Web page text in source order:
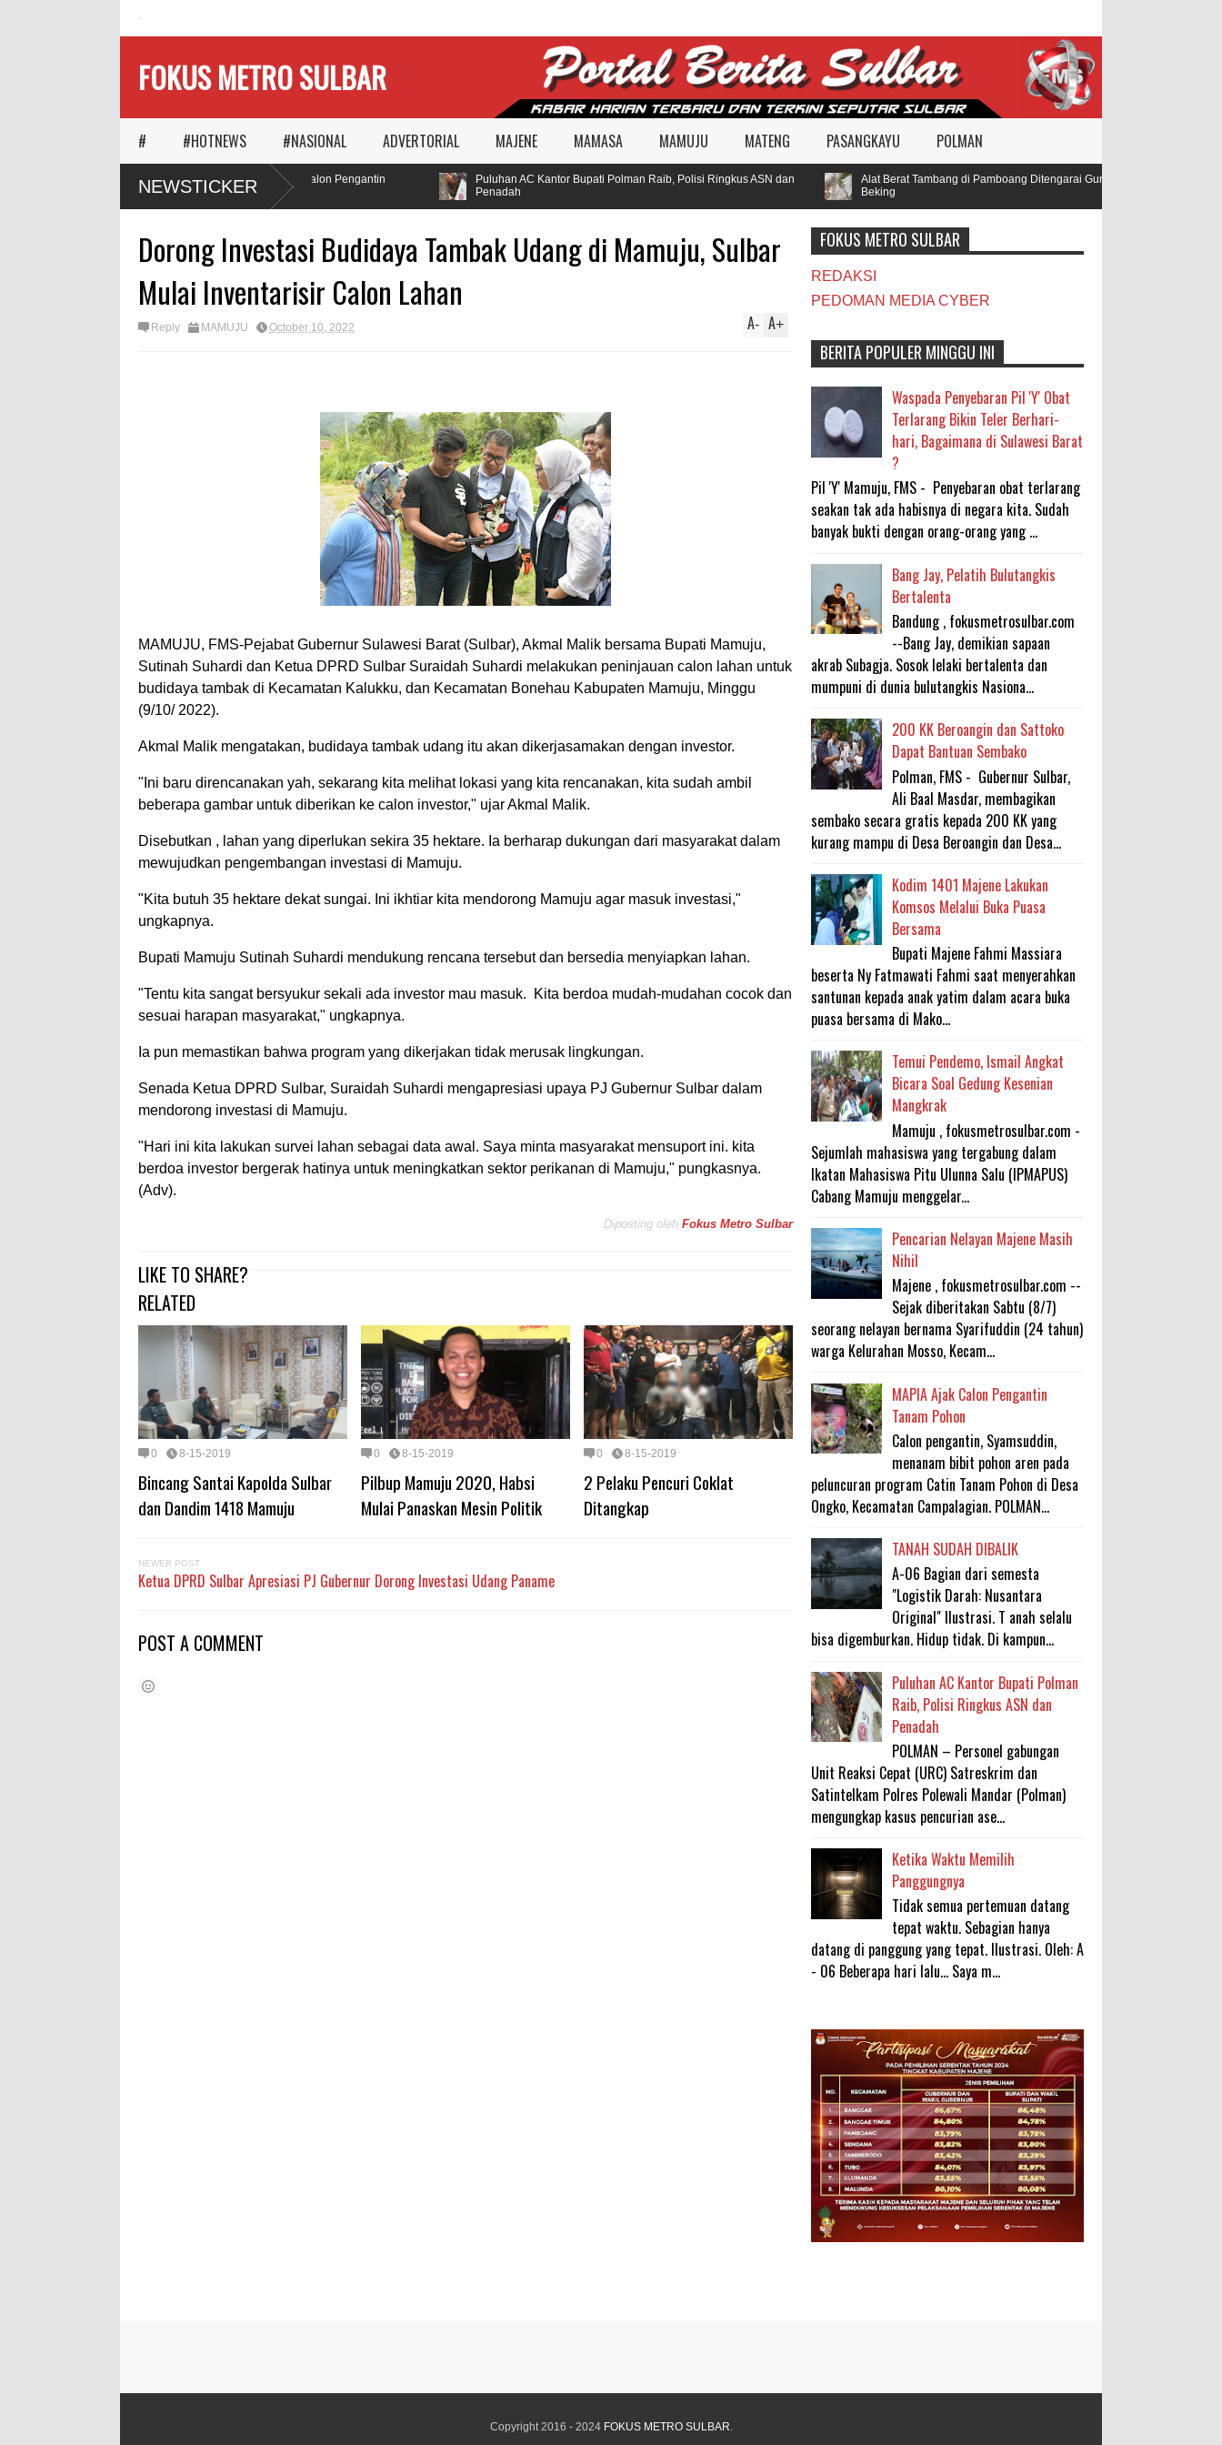
FOKUS METRO SULBAR
# #HOTNEWS #NASIONAL ADVERTORIAL MAJENE MAMASA MAMUJU MATENG PASANGKAYU POLMAN
NEWSTICKER
Ketika Waktu Memilih
MAPIA Ajak Calon Pengantin
Tanam Pohon
Puluhan AC Kantor Bupati Polman Raib, Polisi Ringkus ASN dan
Penadah
Alat Berat Tambang di Pamboang Ditengarai Gunakan BBM Subsidi,
Beking
Dorong Investasi Budidaya Tambak Udang di Mamuju, Sulbar
Mulai Inventarisir Calon Lahan
Reply MAMUJU October 10, 2022 A+
A-
MAMUJU, FMS-Pejabat Gubernur Sulawesi Barat (Sulbar), Akmal Malik bersama Bupati Mamuju,
Sutinah Suhardi dan Ketua DPRD Sulbar Suraidah Suhardi melakukan peninjauan calon lahan untuk
budidaya tambak di Kecamatan Kalukku, dan Kecamatan Bonehau Kabupaten Mamuju, Minggu
(9/10/ 2022).
Akmal Malik mengatakan, budidaya tambak udang itu akan dikerjasamakan dengan investor.
"Ini baru direncanakan yah, sekarang kita melihat lokasi yang kita rencanakan, kita sudah ambil
beberapa gambar untuk diberikan ke calon investor," ujar Akmal Malik.
Disebutkan , lahan yang diperlukan sekira 35 hektare. Ia berharap dukungan dari masyarakat dalam
mewujudkan pengembangan investasi di Mamuju.
"Kita butuh 35 hektare dekat sungai. Ini ikhtiar kita mendorong Mamuju agar masuk investasi,"
ungkapnya.
Bupati Mamuju Sutinah Suhardi mendukung rencana tersebut dan bersedia menyiapkan lahan.
"Tentu kita sangat bersyukur sekali ada investor mau masuk. Kita berdoa mudah-mudahan cocok dan
sesuai harapan masyarakat," ungkapnya.
Ia pun memastikan bahwa program yang dikerjakan tidak merusak lingkungan.
Senada Ketua DPRD Sulbar, Suraidah Suhardi mengapresiasi upaya PJ Gubernur Sulbar dalam
mendorong investasi di Mamuju.
"Hari ini kita lakukan survei lahan sebagai data awal. Saya minta masyarakat mensuport ini. kita
berdoa investor bergerak hatinya untuk meningkatkan sektor perikanan di Mamuju," pungkasnya.
(Adv).
Diposting oleh Fokus Metro Sulbar
LIKE TO SHARE?
RELATED
0 8-15-2019
Bincang Santai Kapolda Sulbar
dan Dandim 1418 Mamuju
0 8-15-2019
Pilbup Mamuju 2020, Habsi
Mulai Panaskan Mesin Politik
0 8-15-2019
2 Pelaku Pencuri Coklat
Ditangkap
NEWER POST
Ketua DPRD Sulbar Apresiasi PJ Gubernur Dorong Investasi Udang Paname
POST A COMMENT
FOKUS METRO SULBAR
REDAKSI
PEDOMAN MEDIA CYBER
BERITA POPULER MINGGU INI
Waspada Penyebaran Pil 'Y' Obat
Terlarang Bikin Teler Berhari-
hari, Bagaimana di Sulawesi Barat
?
Pil 'Y' Mamuju, FMS - Penyebaran obat terlarang
seakan tak ada habisnya di negara kita. Sudah
banyak bukti dengan orang-orang yang ...
Bang Jay, Pelatih Bulutangkis
Bertalenta
Bandung , fokusmetrosulbar.com
--Bang Jay, demikian sapaan
akrab Subagja. Sosok lelaki bertalenta dan
mumpuni di dunia bulutangkis Nasiona...
200 KK Beroangin dan Sattoko
Dapat Bantuan Sembako
Polman, FMS - Gubernur Sulbar,
Ali Baal Masdar, membagikan
sembako secara gratis kepada 200 KK yang
kurang mampu di Desa Beroangin dan Desa...
Kodim 1401 Majene Lakukan
Komsos Melalui Buka Puasa
Bersama
Bupati Majene Fahmi Massiara
beserta Ny Fatmawati Fahmi saat menyerahkan
santunan kepada anak yatim dalam acara buka
puasa bersama di Mako...
Temui Pendemo, Ismail Angkat
Bicara Soal Gedung Kesenian
Mangkrak
Mamuju , fokusmetrosulbar.com -
Sejumlah mahasiswa yang tergabung dalam
Ikatan Mahasiswa Pitu Ulunna Salu (IPMAPUS)
Cabang Mamuju menggelar...
Pencarian Nelayan Majene Masih
Nihil
Majene , fokusmetrosulbar.com --
Sejak diberitakan Sabtu (8/7)
seorang nelayan bernama Syarifuddin (24 tahun)
warga Kelurahan Mosso, Kecam...
MAPIA Ajak Calon Pengantin
Tanam Pohon
Calon pengantin, Syamsuddin,
menanam bibit pohon aren pada
peluncuran program Catin Tanam Pohon di Desa
Ongko, Kecamatan Campalagian. POLMAN...
TANAH SUDAH DIBALIK
A-06 Bagian dari semesta
"Logistik Darah: Nusantara
Original" Ilustrasi. T anah selalu
bisa digemburkan. Hidup tidak. Di kampun...
Puluhan AC Kantor Bupati Polman
Raib, Polisi Ringkus ASN dan
Penadah
POLMAN – Personel gabungan
Unit Reaksi Cepat (URC) Satreskrim dan
Satintelkam Polres Polewali Mandar (Polman)
mengungkap kasus pencurian ase...
Ketika Waktu Memilih
Panggungnya
Tidak semua pertemuan datang
tepat waktu. Sebagian hanya
datang di panggung yang tepat. Ilustrasi. Oleh: A
- 06 Beberapa hari lalu... Saya m...
Copyright 2016 - 2024 FOKUS METRO SULBAR.